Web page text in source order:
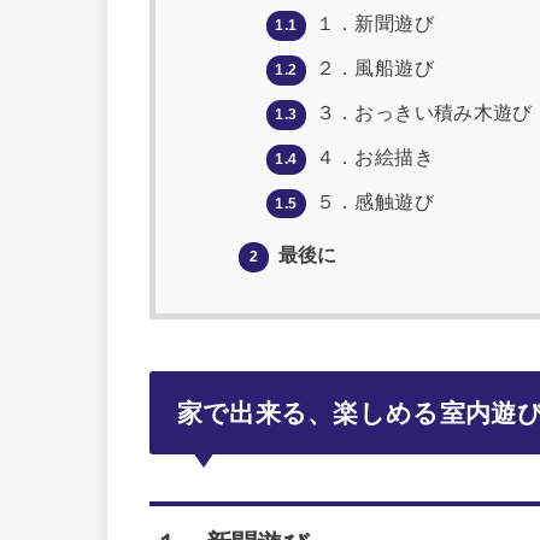
1.1 １．新聞遊び
1.2 ２．風船遊び
1.3 ３．おっきい積み木遊び
1.4 ４．お絵描き
1.5 ５．感触遊び
2 最後に
家で出来る、楽しめる室内遊